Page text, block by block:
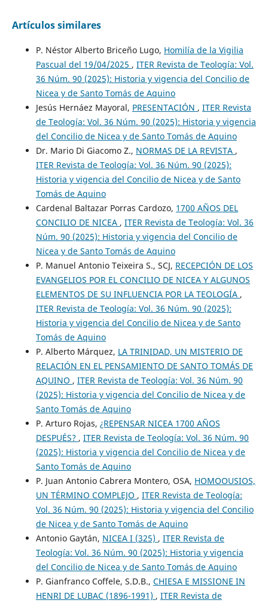
Artículos similares
P. Néstor Alberto Briceño Lugo, Homilía de la Vigilia
Pascual del 19/04/2025 , ITER Revista de Teología: Vol.
36 Núm. 90 (2025): Historia y vigencia del Concilio de
Nicea y de Santo Tomás de Aquino
Jesús Hernáez Mayoral, PRESENTACIÓN , ITER Revista
de Teología: Vol. 36 Núm. 90 (2025): Historia y vigencia
del Concilio de Nicea y de Santo Tomás de Aquino
Dr. Mario Di Giacomo Z., NORMAS DE LA REVISTA ,
ITER Revista de Teología: Vol. 36 Núm. 90 (2025):
Historia y vigencia del Concilio de Nicea y de Santo
Tomás de Aquino
Cardenal Baltazar Porras Cardozo, 1700 AÑOS DEL
CONCILIO DE NICEA , ITER Revista de Teología: Vol. 36
Núm. 90 (2025): Historia y vigencia del Concilio de
Nicea y de Santo Tomás de Aquino
P. Manuel Antonio Teixeira S., SCJ, RECEPCIÓN DE LOS
EVANGELIOS POR EL CONCILIO DE NICEA Y ALGUNOS
ELEMENTOS DE SU INFLUENCIA POR LA TEOLOGÍA ,
ITER Revista de Teología: Vol. 36 Núm. 90 (2025):
Historia y vigencia del Concilio de Nicea y de Santo
Tomás de Aquino
P. Alberto Márquez, LA TRINIDAD, UN MISTERIO DE
RELACIÓN EN EL PENSAMIENTO DE SANTO TOMÁS DE
AQUINO , ITER Revista de Teología: Vol. 36 Núm. 90
(2025): Historia y vigencia del Concilio de Nicea y de
Santo Tomás de Aquino
P. Arturo Rojas, ¿REPENSAR NICEA 1700 AÑOS
DESPUÉS? , ITER Revista de Teología: Vol. 36 Núm. 90
(2025): Historia y vigencia del Concilio de Nicea y de
Santo Tomás de Aquino
P. Juan Antonio Cabrera Montero, OSA, HOMOOUSIOS,
UN TÉRMINO COMPLEJO , ITER Revista de Teología:
Vol. 36 Núm. 90 (2025): Historia y vigencia del Concilio
de Nicea y de Santo Tomás de Aquino
Antonio Gaytán, NICEA I (325) , ITER Revista de
Teología: Vol. 36 Núm. 90 (2025): Historia y vigencia
del Concilio de Nicea y de Santo Tomás de Aquino
P. Gianfranco Coffele, S.D.B., CHIESA E MISSIONE IN
HENRI DE LUBAC (1896-1991) , ITER Revista de